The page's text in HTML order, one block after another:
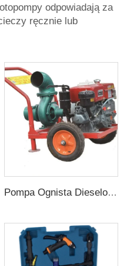
odpowiadają za
ręcznie lub
Pompa Ognista Dieselowa dla Rożnicowania Rolniczego